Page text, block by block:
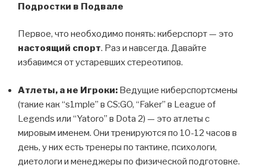
Подростки в Подвале
Первое, что необходимо понять: киберспорт — это
настоящий спорт. Раз и навсегда. Давайте
избавимся от устаревших стереотипов.
Атлеты, а не Игроки: Ведущие киберспортсмены
(такие как “s1mple” в CS:GO, “Faker” в League of
Legends или “Yatoro” в Dota 2) — это атлеты с
мировым именем. Они тренируются по 10-12 часов в
день, у них есть тренеры по тактике, психологи,
диетологи и менеджеры по физической подготовке.